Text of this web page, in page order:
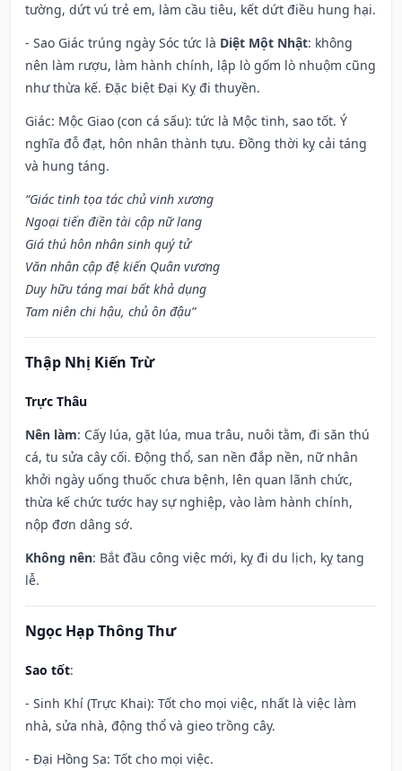
tường, dứt vú trẻ em, làm cầu tiêu, kết dứt điều hung hại.
- Sao Giác trúng ngày Sóc tức là Diệt Một Nhật: không
nên làm rượu, làm hành chính, lập lò gốm lò nhuộm cũng
như thừa kế. Đặc biệt Đại Kỵ đi thuyền.
Giác: Mộc Giao (con cá sấu): tức là Mộc tinh, sao tốt. Ý
nghĩa đỗ đạt, hôn nhân thành tựu. Đồng thời kỵ cải táng
và hung táng.
“Giác tinh tọa tác chủ vinh xương
Ngoại tiến điền tài cập nữ lang
Giá thú hôn nhân sinh quý tử
Văn nhân cập đệ kiến Quân vương
Duy hữu táng mai bất khả dụng
Tam niên chi hậu, chủ ôn đậu”
Thập Nhị Kiến Trừ
Trực Thâu
Nên làm: Cấy lúa, gặt lúa, mua trâu, nuôi tằm, đi săn thú
cá, tu sửa cây cối. Động thổ, san nền đắp nền, nữ nhân
khởi ngày uống thuốc chưa bệnh, lên quan lãnh chức,
thừa kế chức tước hay sự nghiệp, vào làm hành chính,
nộp đơn dâng sớ.
Không nên: Bắt đầu công việc mới, kỵ đi du lịch, kỵ tang
lễ.
Ngọc Hạp Thông Thư
Sao tốt:
- Sinh Khí (Trực Khai): Tốt cho mọi việc, nhất là việc làm
nhà, sửa nhà, động thổ và gieo trồng cây.
- Đại Hồng Sa: Tốt cho mọi việc.